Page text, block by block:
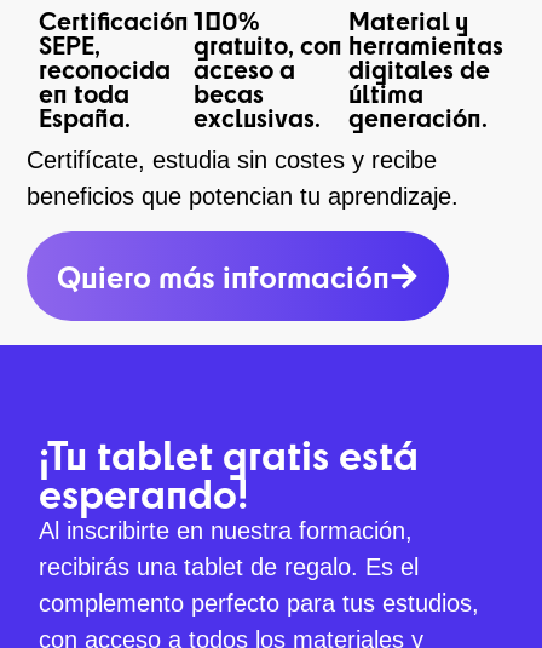
Certificación
SEPE,
reconocida
en toda
España.
100%
gratuito, con
acceso a
becas
exclusivas.
Material y
herramientas
digitales de
última
generación.
Certifícate, estudia sin costes y recibe
beneficios que potencian tu aprendizaje.
Quiero más información
¡Tu tablet gratis está
esperando!
Al inscribirte en nuestra formación,
recibirás una tablet de regalo. Es el
complemento perfecto para tus estudios,
con acceso a todos los materiales y